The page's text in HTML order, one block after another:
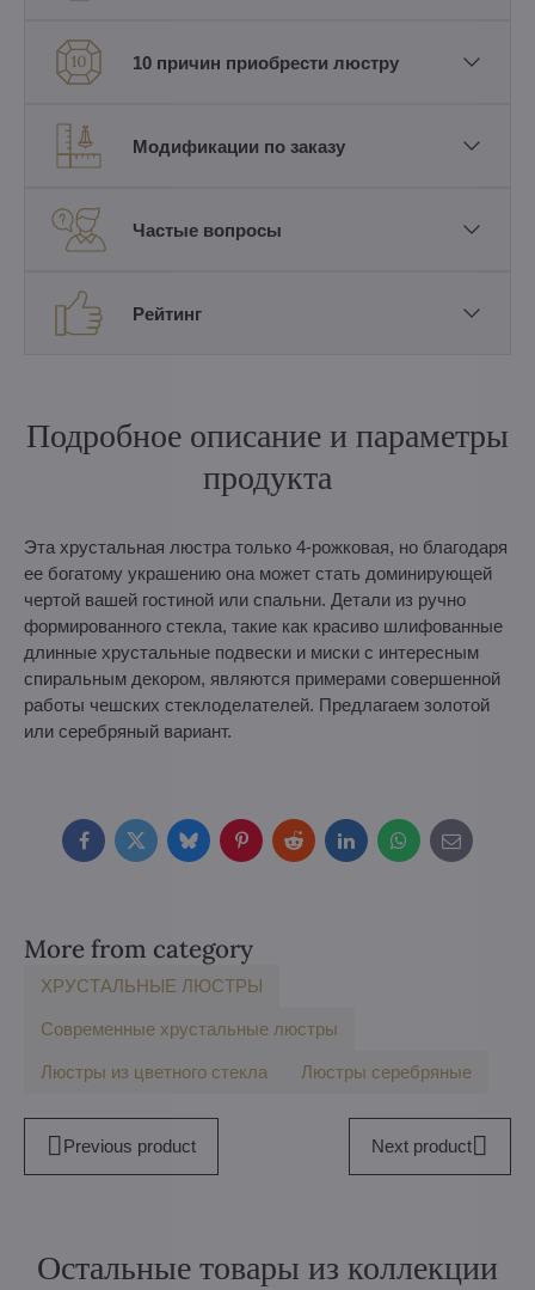
10 причин приобрести люстру
Модификации по заказу
Частые вопросы
Рейтинг
Подробное описание и параметры
продукта
Эта хрустальная люстра только 4-рожковая, но благодаря
ее богатому украшению она может стать доминирующей
чертой вашей гостиной или спальни. Детали из ручно
формированного стекла, такие как красиво шлифованные
длинные хрустальные подвески и миски с интересным
спиральным декором, являются примерами совершенной
работы чешских стеклоделателей. Предлагаем золотой
или серебряный вариант.
FacebookTwitterBlueskyPinterestRedditLinkedInWhatsApp
E-
mail
More from category
ХРУСТАЛЬНЫЕ ЛЮСТРЫ
Современные хрустальные люстры
Люстры из цветного стекла Люстры серебряные
Previous product Next product
Остальные товары из коллекции